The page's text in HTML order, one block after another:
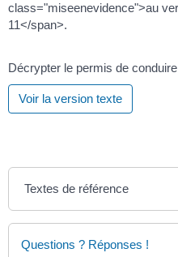
class="miseenevidence">au
11</span>.
Décrypter le permis de conduire
Voir la version texte
Textes de référence
Questions ? Réponses !